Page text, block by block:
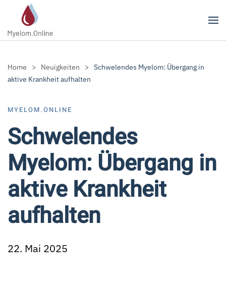
Zum Hauptinhalt springen
Home Neuigkeiten
Schwelendes Myelom: Übergang in
aktive Krankheit aufhalten
MYELOM.ONLINE
Schwelendes
Myelom: Übergang in
aktive Krankheit
aufhalten
22. Mai 2025